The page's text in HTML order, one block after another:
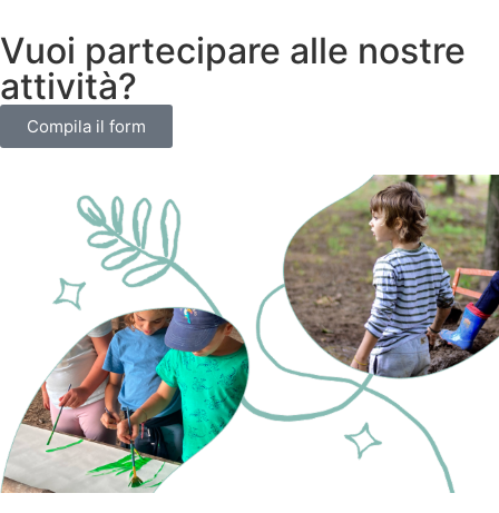
Vuoi partecipare alle nostre
attività?
Compila il form